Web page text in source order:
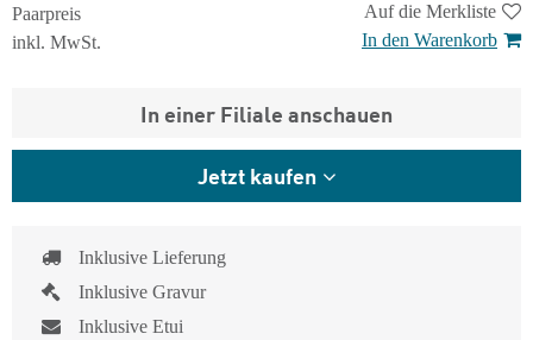
Paarpreis
inkl. MwSt.
Auf die Merkliste
In den Warenkorb
In einer Filiale anschauen
Jetzt kaufen
Inklusive Lieferung
Inklusive Gravur
Inklusive Etui